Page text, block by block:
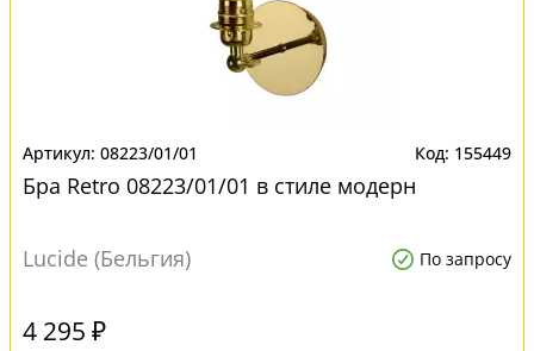
08223/01/01 155449
Бра Retro 08223/01/01 в стиле модерн
Lucide (Бельгия) По запросу
4 295 ₽